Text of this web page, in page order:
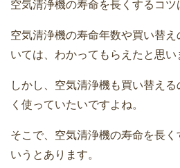
空気清浄機の寿命を長くするコツ
空気清浄機の寿命年数や買い替
いては、わかってもらえたと思い
しかし、空気清浄機も買い替え
く使っていたいですよね。
そこで、空気清浄機の寿命を長
いうとあります。